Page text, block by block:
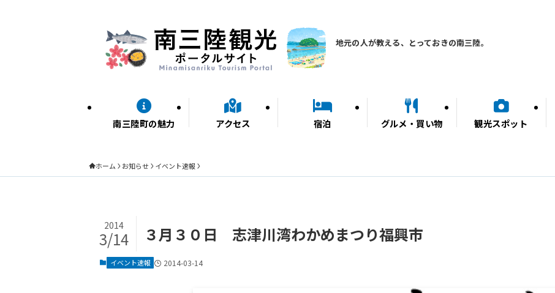
地元の人が教える、とっておきの南三陸。
南三陸町の魅力 アクセス 宿泊 グルメ・買い物 観光スポット
ホーム お知らせ イベント速報
３月３０日 志津川湾わかめまつり福興市
2014
3/14
イベント速報 2014-03-14